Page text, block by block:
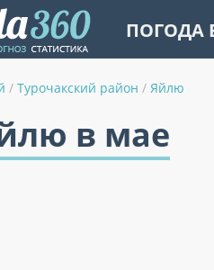
ПОГОДА
/ Турочакский район / Яйлю
в мае